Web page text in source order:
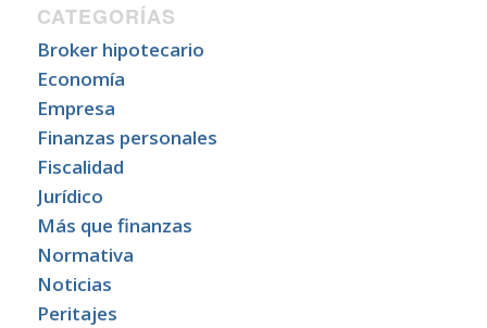
CATEGORÍAS
Broker hipotecario
Economía
Empresa
Finanzas personales
Fiscalidad
Jurídico
Más que finanzas
Normativa
Noticias
Peritajes